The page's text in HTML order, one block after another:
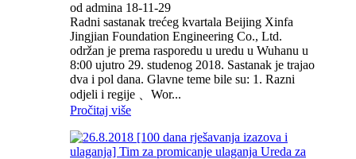
od admina 18-11-29
Radni sastanak trećeg kvartala Beijing Xinfa
Jingjian Foundation Engineering Co., Ltd.
održan je prema rasporedu u uredu u Wuhanu u
8:00 ujutro 29. studenog 2018. Sastanak je trajao
dva i pol dana. Glavne teme bile su: 1. Razni
odjeli i regije 、Wor...
Pročitaj više